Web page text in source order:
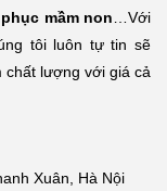
mầm non …Với
tôi luôn tự tin sẽ
chất lượng với giá cả
Xuân, Hà Nội